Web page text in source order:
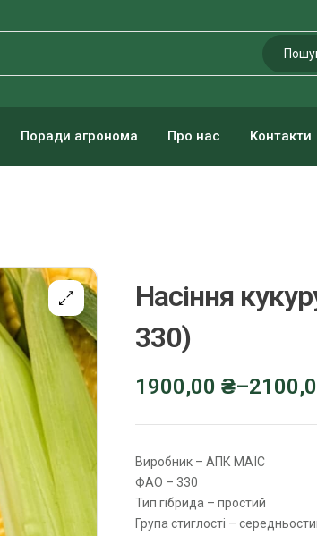
Поради агронома Про нас Контакти
Насіння
330)
1900,00 ₴–
Виробник – АПК МАЇС
ФАО – 330
Тип гібрида – простий
Група стиглості –